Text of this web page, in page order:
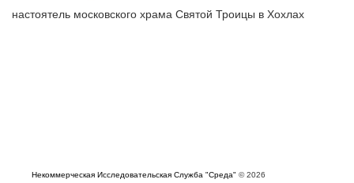
настоятель московского храма Святой Троицы в Хохлах
Некоммерческая Исследовательская Служба "Среда" © 2026